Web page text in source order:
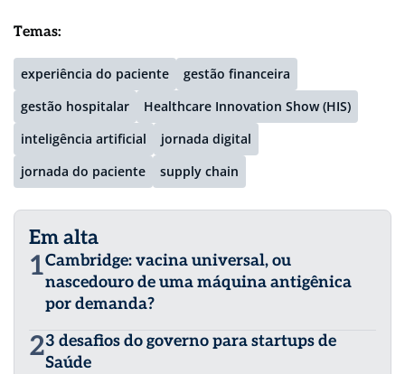
Temas:
experiência do paciente
gestão financeira
gestão hospitalar
Healthcare Innovation Show (HIS)
inteligência artificial
jornada digital
jornada do paciente
supply chain
Em alta
1Cambridge: vacina universal, ou
nascedouro de uma máquina antigênica
por demanda?
23 desafios do governo para startups de
Saúde